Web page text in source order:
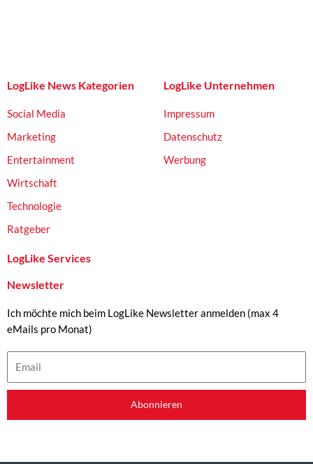
LogLike News Kategorien
Social Media
Marketing
Entertainment
Wirtschaft
Technologie
Ratgeber
LogLike Unternehmen
Impressum
Datenschutz
Werbung
LogLike Services
Newsletter
Ich möchte mich beim LogLike Newsletter anmelden (max 4
eMails pro Monat)
Abonnieren